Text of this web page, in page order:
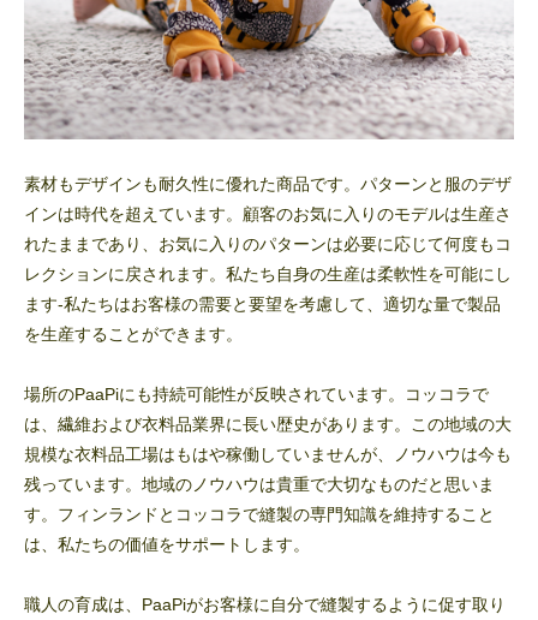
素材もデザインも耐久性に優れた商品です。パターンと服のデザ
インは時代を超えています。顧客のお気に入りのモデルは生産さ
れたままであり、お気に入りのパターンは必要に応じて何度もコ
レクションに戻されます。私たち自身の生産は柔軟性を可能にし
ます-私たちはお客様の需要と要望を考慮して、適切な量で製品
を生産することができます。
場所のPaaPiにも持続可能性が反映されています。コッコラで
は、繊維および衣料品業界に長い歴史があります。この地域の大
規模な衣料品工場はもはや稼働していませんが、ノウハウは今も
残っています。地域のノウハウは貴重で大切なものだと思いま
す。フィンランドとコッコラで縫製の専門知識を維持すること
は、私たちの価値をサポートします。
職人の育成は、PaaPiがお客様に自分で縫製するように促す取り